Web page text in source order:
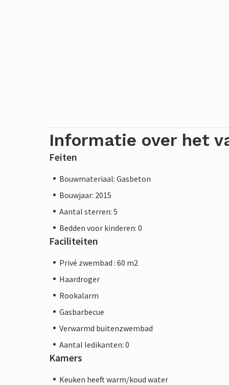
Informatie over het
Feiten
Bouwmateriaal: Gasbeton
Bouwjaar: 2015
Aantal sterren: 5
Bedden voor kinderen: 0
Faciliteiten
Privé zwembad : 60 m2
Haardroger
Rookalarm
Gasbarbecue
Verwarmd buitenzwembad
Aantal ledikanten: 0
Kamers
Keuken heeft warm/koud water